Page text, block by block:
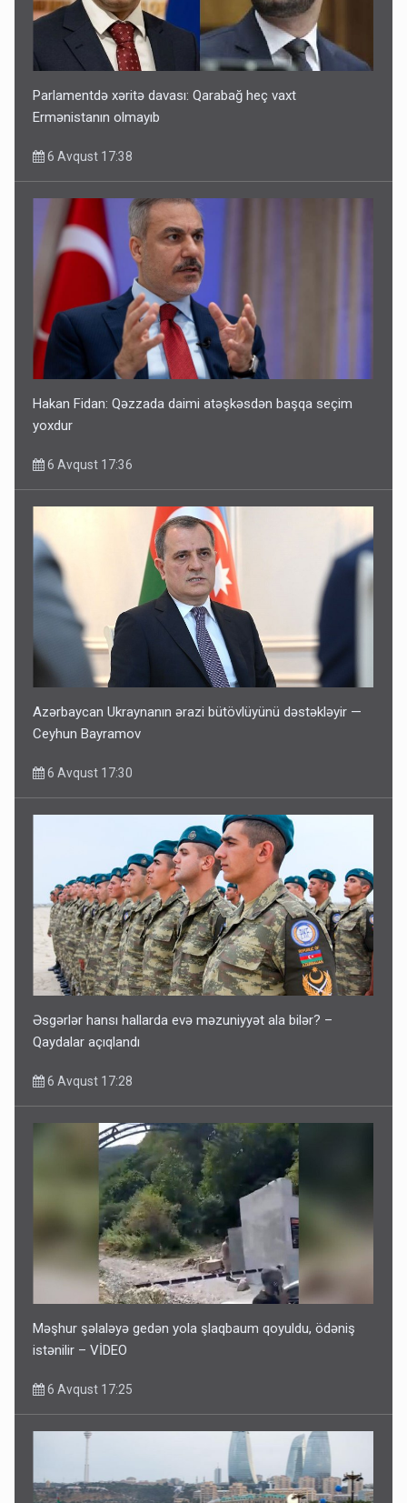
Parlamentdə xəritə davası: Qarabağ heç vaxt
Ermənistanın olmayıb
6 Avqust 17:38
Hakan Fidan: Qəzzada daimi atəşkəsdən başqa seçim
yoxdur
6 Avqust 17:36
Azərbaycan Ukraynanın ərazi bütövlüyünü dəstəkləyir —
Ceyhun Bayramov
6 Avqust 17:30
Əsgərlər hansı hallarda evə məzuniyyət ala bilər? –
Qaydalar açıqlandı
6 Avqust 17:28
Məşhur şəlaləyə gedən yola şlaqbaum qoyuldu, ödəniş
istənilir – VİDEO
6 Avqust 17:25